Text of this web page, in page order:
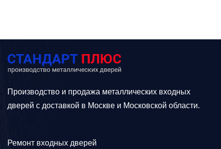
Производство и продажа металлических входных
дверей с доставкой в Москве и Московской области.
Ремонт входных дверей